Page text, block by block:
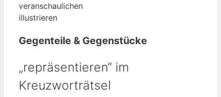
veranschaulichen
illustrieren
Gegenteile & Gegenstücke
„repräsentieren“ im
Kreuzworträtsel